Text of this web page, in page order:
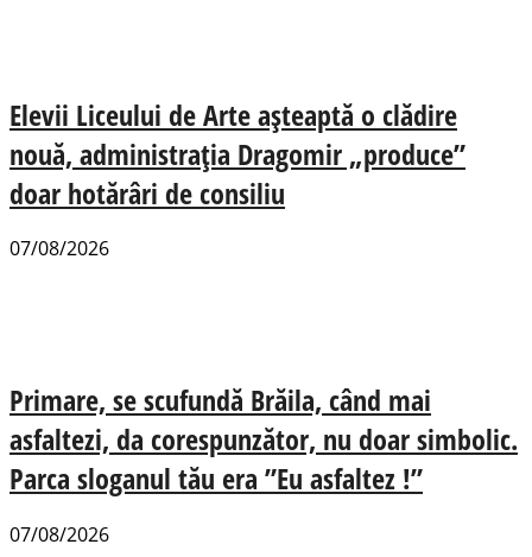
Elevii Liceului de Arte așteaptă o clădire
nouă, administrația Dragomir „produce”
doar hotărâri de consiliu
07/08/2026
Primare, se scufundă Brăila, când mai
asfaltezi, da corespunzător, nu doar simbolic.
Parca sloganul tău era ”Eu asfaltez !”
07/08/2026